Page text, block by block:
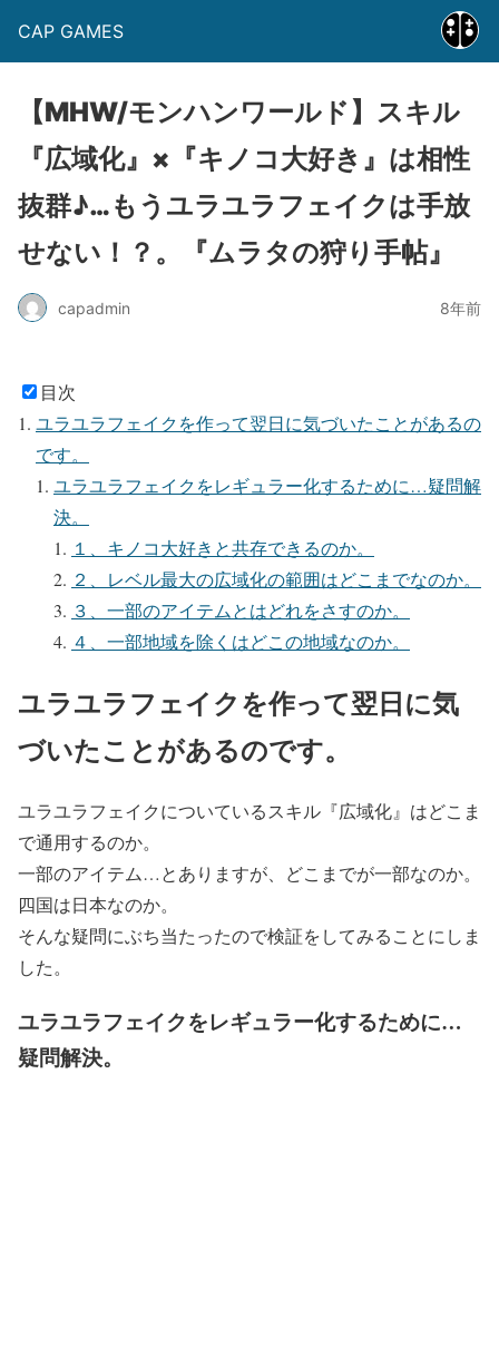
CAP GAMES
【MHW/モンハンワールド】スキル
『広域化』×『キノコ大好き』は相性
抜群♪…もうユラユラフェイクは手放
せない！？。『ムラタの狩り手帖』
capadmin 8年前
目次
ユラユラフェイクを作って翌日に気づいたことがあるの
です。
ユラユラフェイクをレギュラー化するために…疑問解
決。
１、キノコ大好きと共存できるのか。
２、レベル最大の広域化の範囲はどこまでなのか。
３、一部のアイテムとはどれをさすのか。
４、一部地域を除くはどこの地域なのか。
ユラユラフェイクを作って翌日に気
づいたことがあるのです。
ユラユラフェイクについているスキル『広域化』はどこま
で通用するのか。
一部のアイテム…とありますが、どこまでが一部なのか。
四国は日本なのか。
そんな疑問にぶち当たったので検証をしてみることにしま
した。
ユラユラフェイクをレギュラー化するために…
疑問解決。